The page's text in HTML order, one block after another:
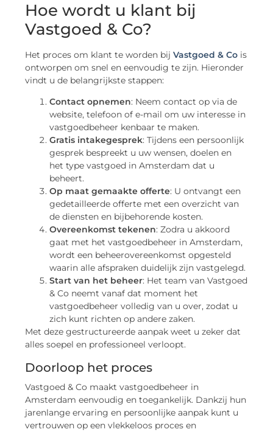
Hoe wordt u klant bij
Vastgoed & Co?
Het proces om klant te worden bijVastgoed & Co is
ontworpen om snel en eenvoudig te zijn. Hieronder
vindt u de belangrijkste stappen:
Contact opnemen: Neem contact op via de
website, telefoon of e-mail om uw interesse in
vastgoedbeheer kenbaar te maken.
Gratis intakegesprek: Tijdens een persoonlijk
gesprek bespreekt u uw wensen, doelen en
het type vastgoed in Amsterdam dat u
beheert.
Op maat gemaakte offerte: U ontvangt een
gedetailleerde offerte met een overzicht van
de diensten en bijbehorende kosten.
Overeenkomst tekenen: Zodra u akkoord
gaat met het vastgoedbeheer in Amsterdam,
wordt een beheerovereenkomst opgesteld
waarin alle afspraken duidelijk zijn vastgelegd.
Start van het beheer: Het team van Vastgoed
& Co neemt vanaf dat moment het
vastgoedbeheer volledig van u over, zodat u
zich kunt richten op andere zaken.
Met deze gestructureerde aanpak weet u zeker dat
alles soepel en professioneel verloopt.
Doorloop het proces
Vastgoed & Co maakt vastgoedbeheer in
Amsterdam eenvoudig en toegankelijk. Dankzij hun
jarenlange ervaring en persoonlijke aanpak kunt u
vertrouwen op een vlekkeloos proces en